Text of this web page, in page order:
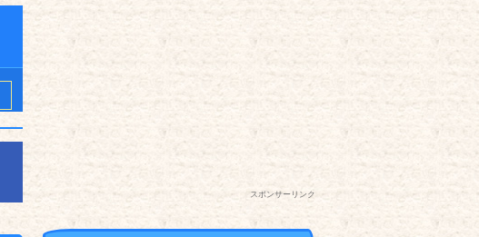
スポンサーリンク